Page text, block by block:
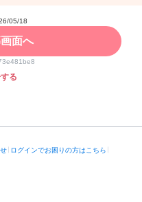
05/18
面へ
る
ログインでお困りの方はこちら